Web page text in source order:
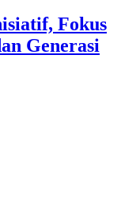
Fokus
Generasi